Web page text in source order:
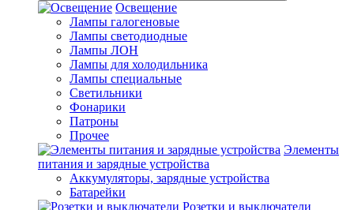
Освещение
Лампы галогеновые
Лампы светодиодные
Лампы ЛОН
Лампы для холодильника
Лампы специальные
Светильники
Фонарики
Патроны
Прочее
Элементы
питания и зарядные устройства
Аккумуляторы, зарядные устройства
Батарейки
Розетки и выключатели